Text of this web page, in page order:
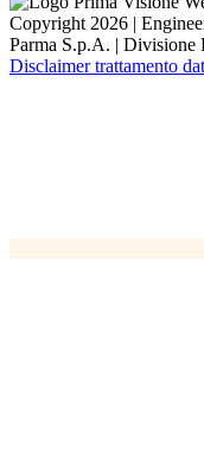
Copyright 2026 |
Parma S.p.A. |
Disclaimer trattamento